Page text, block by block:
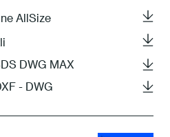
AllSize
DWG MAX
- DWG